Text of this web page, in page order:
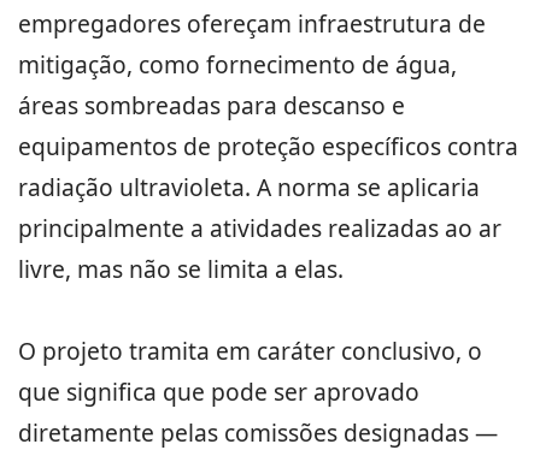
empregadores ofereçam infraestrutura de
mitigação, como fornecimento de água,
áreas sombreadas para descanso e
equipamentos de proteção específicos contra
radiação ultravioleta. A norma se aplicaria
principalmente a atividades realizadas ao ar
livre, mas não se limita a elas.
O projeto tramita em caráter conclusivo, o
que significa que pode ser aprovado
diretamente pelas comissões designadas —